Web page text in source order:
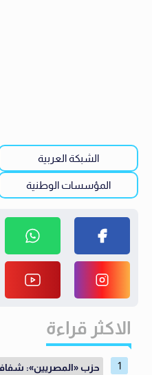
الشبكة العربية
المؤسسات الوطنية
الاكثر قراءة
حزب «المصريين»: